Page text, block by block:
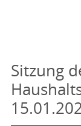
Sitzung